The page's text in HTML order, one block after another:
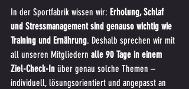
In der Sportfabrik wissen wir: Erholung, Schlaf
und Stressmanagement sind genauso wichtig wie
Training und Ernährung. Deshalb sprechen wir mit
all unseren Mitgliedern alle 90 Tage in einem
Ziel-Check-In über genau solche Themen –
individuell, lösungsorientiert und angepasst an